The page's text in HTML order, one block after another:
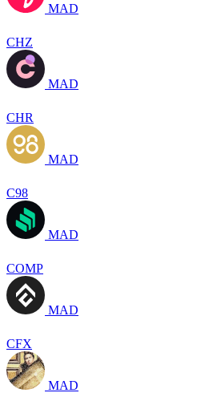
MAD
CHZ
MAD
CHR
MAD
C98
MAD
COMP
MAD
CFX
MAD